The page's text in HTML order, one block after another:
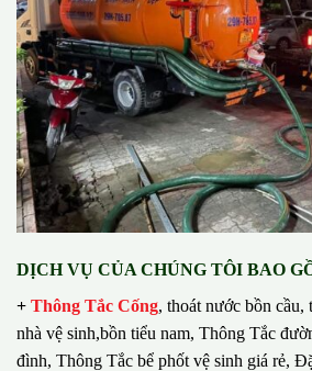
DỊCH VỤ CỦA CHÚNG TÔI BAO
+ Thông Tắc Cống, thoát nước bồn cầu,
nhà vệ sinh,bồn tiểu nam, Thông Tắc
đình, Thông Tắc bể phốt vệ sinh giá rẻ,